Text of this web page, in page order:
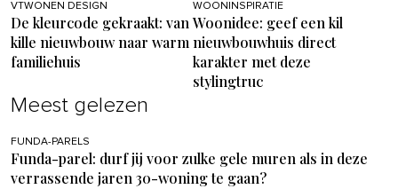
VTWONEN DESIGN
De kleurcode gekraakt: van
kille nieuwbouw naar warm
familiehuis
WOONINSPIRATIE
Woonidee: geef een kil
nieuwbouwhuis direct
karakter met deze
stylingtruc
Meest gelezen
FUNDA-PARELS
Funda-parel: durf jij voor zulke gele muren als in deze
verrassende jaren 30-woning te gaan?